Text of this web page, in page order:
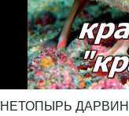
НЕТОПЫРЬ ДАРВИНА